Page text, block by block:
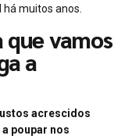
há muitos anos.
vamos
a
acrescidos
poupar nos